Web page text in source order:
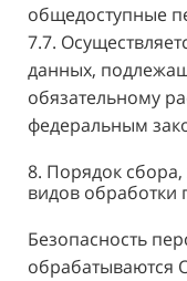
общедоступные
7.7.
данных,
обязательному
федеральным
8. Порядок
видов обработки
Безопасность
обрабатываются